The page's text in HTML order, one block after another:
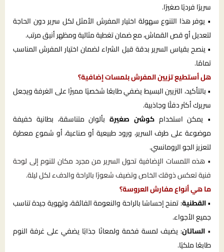
سريرًا فرديًا صغيرًا.
• يوفر هذا التنوع سهولة اختيار المفرش الأمثل لكل سرير دون الحاجة
لتعديل أو قص القماش، مع ضمان تغطية مثالية ومظهر أنيق مرتب.
• ينصح بقياس السرير بدقة قبل الشراء لضمان اختيار المفرش المناسب
تمامًا.
هل أستطيع تزيين المفرش بلمسات إضافية؟
• بالتأكيد، التزيين البسيط يضفي طابعًا شخصيًا مميزًا على الغرفة ويجعل
سريرك أكثر دفئًا وجاذبية.
• يمكن استخدامكوشن صغيرة بألوان متناسقة، بطانية خفيفة
موضوعة على طرف السرير، ورود طبيعية أو صناعية، أو شموع معطرة
لتعزيز الجو الرومانسي.
• هذه اللمسات الإضافية تحول السرير من مجرد مكان للنوم إلى لوحة
فنية تعكس ذوقك الخاص وتضيف شعورًا بالراحة والدفء لكل ليلة.
ما هي أنواع مفارش العروسة؟
•القطنية: تمنح إحساسًا بالراحة والنعومة الفائقة، وتهوية جيدة تناسب
جميع الأجواء.
•الساتان: يضيف لمسة فخمة ولمعانًا جذابًا يضفي على غرفة النوم
طابعًا ملكيًا.